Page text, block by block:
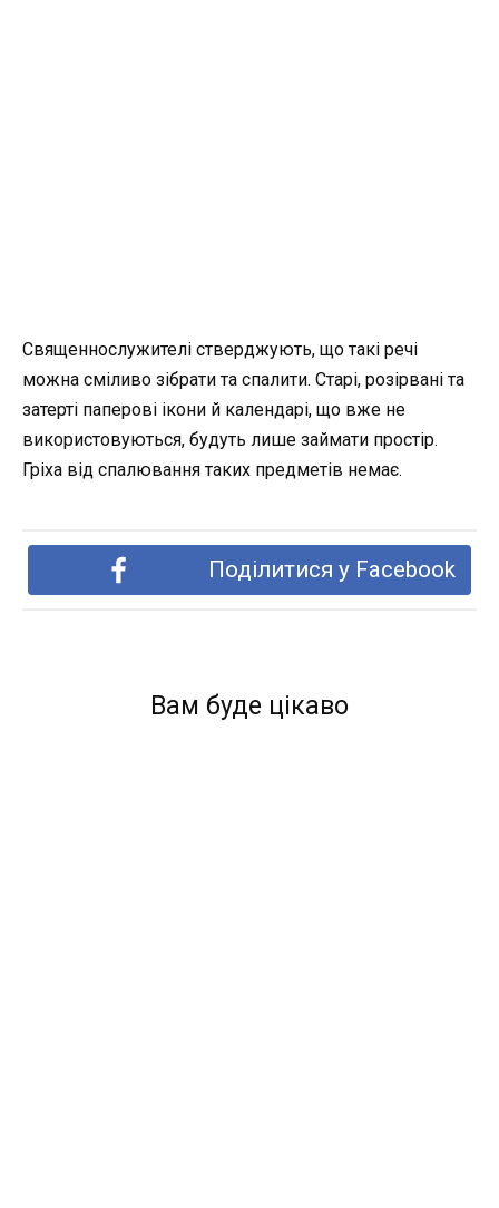
Священнослужителі стверджують, що такі речі
можна сміливо зібрати та спалити. Старі, розірвані та
затерті паперові ікони й календарі, що вже не
використовуються, будуть лише займати простір.
Гріха від спалювання таких предметів немає.
Поділитися у Facebook
Вам буде цікаво